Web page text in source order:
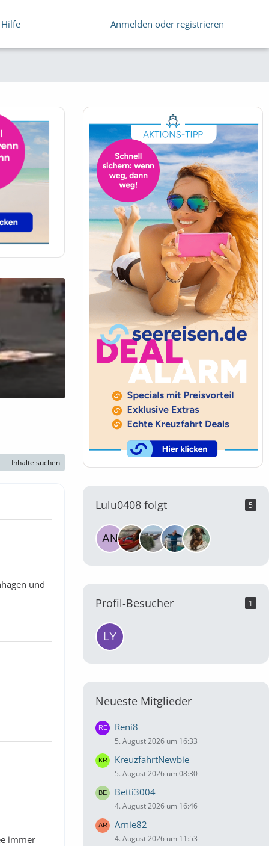
Hilfe Anmelden oder registrieren
Inhalte suchen
und
immer
Lulu0408 folgt 5
Profil-Besucher 1
Neueste Mitglieder
Reni8
5. August 2026 um 16:33
KreuzfahrtNewbie
5. August 2026 um 08:30
Betti3004
4. August 2026 um 16:46
Arnie82
4. August 2026 um 11:53